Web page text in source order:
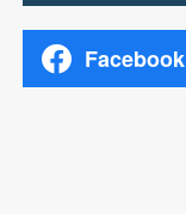
Facebook